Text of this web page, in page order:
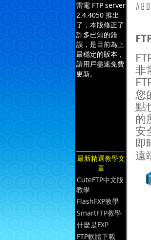
雷電 FTP server
2.4.4050 推出
了，本版修正了
許多已知的錯
誤，是目前為止
最穩定的版本，
請用戶盡速免費
更新。
最新精選教學文
章
CuteFTP中文版
教學
FlashFXP教學
SmartFTP教學
什麼是FXP
FTP軟體下載
非
您
點
的
安
即
遠